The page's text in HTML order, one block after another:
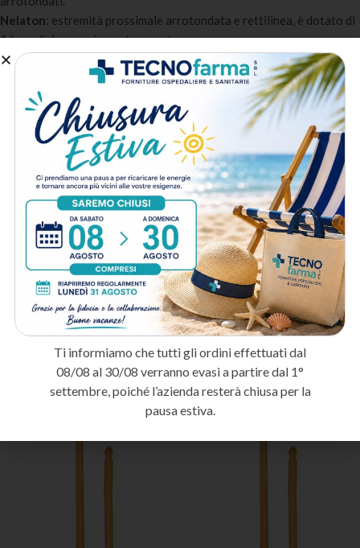
Nelaton: estremità prossimale arrotondata e rettilinea, è dotato di
1 foro di drenaggio contrapposto.
Più calibri disponibili
: Disponibile nelle misure CH 12-24 per
adattarsi a ogni esigenza clinica.
Design anti-ostruzione
: Fori di drenaggio ottimizzati per
garantire un flusso continuo senza blocchi.
Confezionamento sterile: Sterile ETO, confezionamento singolo
con kit completo per il cateterismo.
A chi è destinato:
Reparti ospedalieri e terapia intensiva: Per il monitoraggio della
diuresi e il drenaggio urinario in pazienti critici.
Ambulatori urologici
: Per procedure diagnostiche e terapeutiche
in ambito urologico.
Assistenza domiciliare e RSA: Per la gestione del catetere
vescicale a lungo termine nei pazienti non autosufficienti.
Prodotti correlati
Ti informiamo che tutti gli ordini effettuati dal
08/08 al 30/08 verranno evasi a partire dal 1°
settembre, poiché l’azienda resterà chiusa per la
pausa estiva.